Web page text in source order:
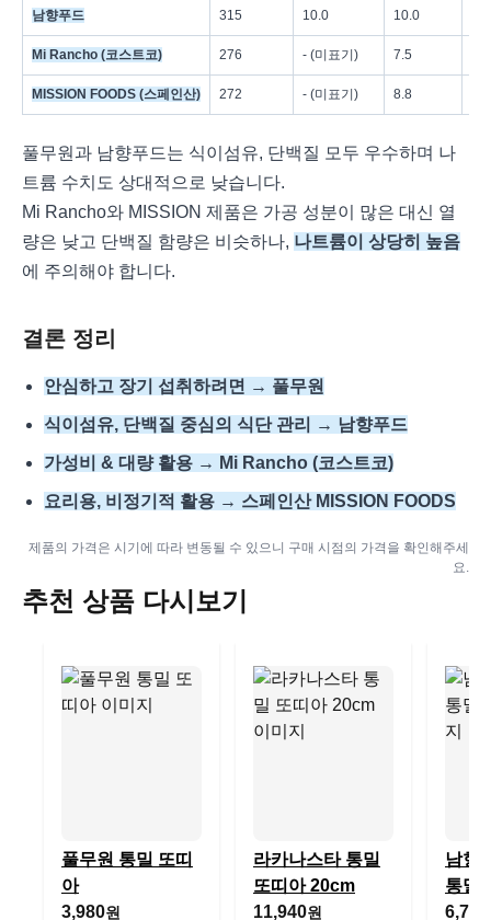
남향푸드 315 10.0 10.0
Mi Rancho (코스트코) 276 - (미표기) 7.5
MISSION FOODS (스페인산) 272 - (미표기) 8.8
풀무원과 남향푸드는 식이섬유, 단백질 모두 우수하며 나
트륨 수치도 상대적으로 낮습니다.
Mi Rancho와 MISSION 제품은 가공 성분이 많은 대신 열
량은 낮고 단백질 함량은 비슷하나, 나트륨이 상당히 높음
에 주의해야 합니다.
결론 정리
안심하고 장기 섭취하려면 → 풀무원
식이섬유, 단백질 중심의 식단 관리 → 남향푸드
가성비 & 대량 활용 → Mi Rancho (코스트코)
요리용, 비정기적 활용 → 스페인산 MISSION FOODS
제품의 가격은 시기에 따라 변동될 수 있으니 구매 시점의 가격을 확인해주세
요.
추천 상품 다시보기
풀무원 통밀 또띠
아
3,980원
라카나스타 통밀
또띠아 20cm
11,940원
남향
통밀
6,790